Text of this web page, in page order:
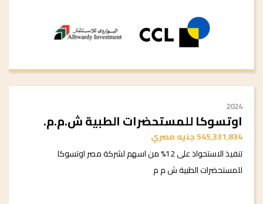
2024
اوتسوكا للمستحضرات الطبية ش.م.م.
545,331,834 جنيه مصري
تنفيذ الاستحواذ على 12% من اسهم لشركة مصر اوتسوكا
للمستحضرات الطبية ش م م